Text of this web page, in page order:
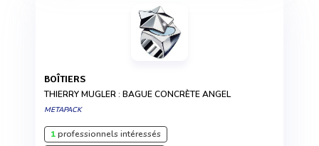
BOÎTIERS
THIERRY MUGLER : BAGUE CONCRÈTE ANGEL
METAPACK
1professionnels intéressés